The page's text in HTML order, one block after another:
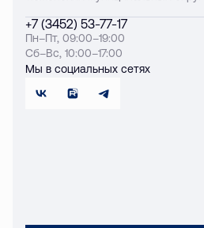
+7 (3452) 53-77-17
Пн–Пт, 09:00–19:00
Сб–Вс, 10:00–17:00
Мы в социальных сетях